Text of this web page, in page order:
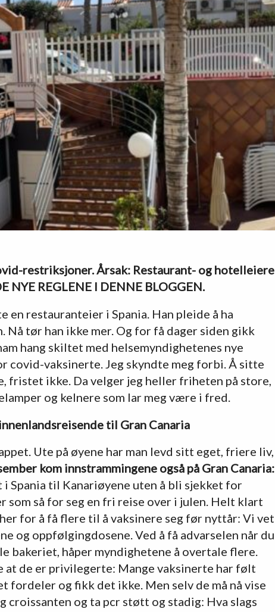
restriksjoner. Årsak: Restaurant- og hotelleiere
NYE REGLENE I DENNE BLOGGEN.
restauranteier i Spania. Han pleide å ha
tør han ikke mer. Og for få dager siden gikk
hang skiltet med helsemyndighetenes nye
covid-vaksinerte. Jeg skyndte meg forbi. Å sitte
fristet ikke. Da velger jeg heller friheten på store,
og kelnere som lar meg være i fred.
til Gran Canaria
Ute på øyene har man levd sitt eget, friere liv,
kom innstrammingene også på Gran Canaria:
Spania til Kanariøyene uten å bli sjekket for
så for seg en fri reise over i julen. Helt klart
for å få flere til å vaksinere seg før nyttår: Vi vet
og oppfølgingdosene. Ved å få advarselen når du
bakeriet, håper myndighetene å overtale flere.
at de er privilegerte: Mange vaksinerte har følt
fordeler og fikk det ikke. Men selv de må nå vise
croissanten og ta pcr støtt og stadig: Hva slags